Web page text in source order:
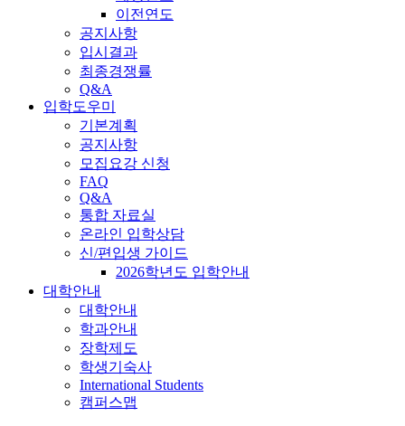
이전연도
공지사항
입시결과
최종경쟁률
Q&A
입학도우미
기본계획
공지사항
모집요강 신청
FAQ
Q&A
통합 자료실
온라인 입학상담
신/편입생 가이드
2026학년도 입학안내
대학안내
대학안내
학과안내
장학제도
학생기숙사
International Students
캠퍼스맵